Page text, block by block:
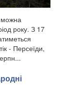
можна
року. З 17
- Персеїди,